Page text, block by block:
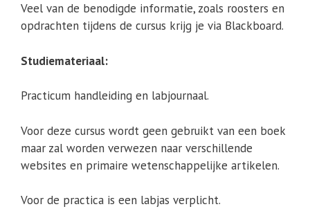
Veel van de benodigde informatie, zoals roosters en
opdrachten tijdens de cursus krijg je via Blackboard.
Studiemateriaal:
Practicum handleiding en labjournaal.
Voor deze cursus wordt geen gebruikt van een boek
maar zal worden verwezen naar verschillende
websites en primaire wetenschappelijke artikelen.
Voor de practica is een labjas verplicht.